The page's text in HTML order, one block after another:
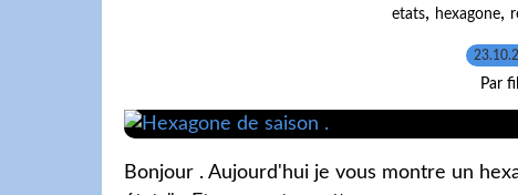
etats, hexagone,
Par
Bonjour . Aujourd'hui je vous montre un